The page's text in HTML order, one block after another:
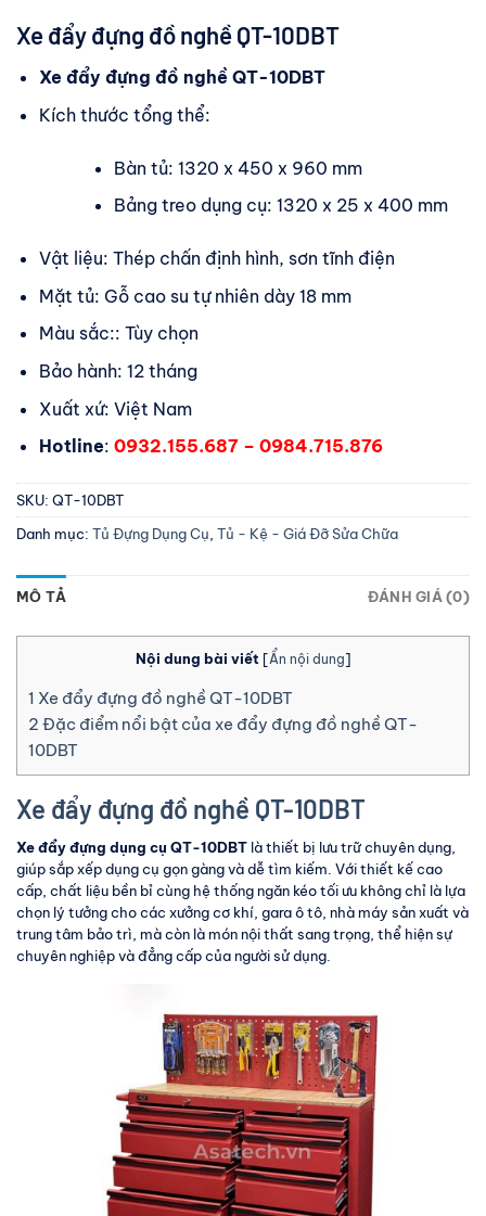
Xe đẩy đựng đồ nghề QT-10DBT
Xe đẩy đựng đồ nghề QT-10DBT
Kích thước tổng thể:
Bàn tủ: 1320 x 450 x 960 mm
Bảng treo dụng cụ: 1320 x 25 x 400 mm
Vật liệu: Thép chấn định hình, sơn tĩnh điện
Mặt tủ: Gỗ cao su tự nhiên dày 18 mm
Màu sắc:: Tùy chọn
Bảo hành: 12 tháng
Xuất xứ: Việt Nam
Hotline: 0932.155.687 – 0984.715.876
SKU: QT-10DBT
Danh mục: Tủ Đựng Dụng Cụ Tủ - Kệ - Giá Đỡ Sửa Chữa
MÔ TẢ ĐÁNH GIÁ (0)
Nội dung bài viết [Ẩn nội dung]
1 Xe đẩy đựng đồ nghề QT-10DBT
2 Đặc điểm nổi bật của xe đẩy đựng đồ nghề QT-
10DBT
Xe đẩy đựng đồ nghề QT-10DBT
Xe đẩy đựng dụng cụ QT-10DBT là thiết bị lưu trữ chuyên dụng,
giúp sắp xếp dụng cụ gọn gàng và dễ tìm kiếm. Với thiết kế cao
cấp, chất liệu bền bỉ cùng hệ thống ngăn kéo tối ưu không chỉ là lựa
chọn lý tưởng cho các xưởng cơ khí, gara ô tô, nhà máy sản xuất và
trung tâm bảo trì, mà còn là món nội thất sang trọng, thể hiện sự
chuyên nghiệp và đẳng cấp của người sử dụng.